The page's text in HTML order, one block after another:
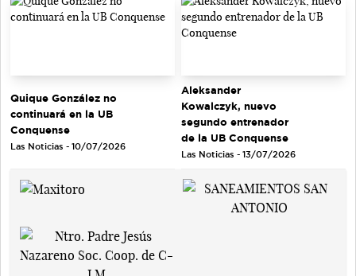
Quique González no
continuará en la UB
Conquense
Las Noticias - 10/07/2026
Aleksander
Kowalczyk, nuevo
segundo entrenador
de la UB Conquense
Las Noticias - 13/07/2026